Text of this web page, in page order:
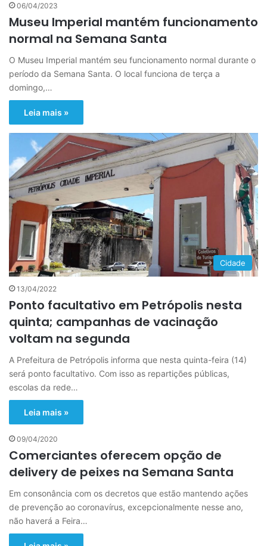
06/04/2023
Museu Imperial mantém funcionamento
normal na Semana Santa
O Museu Imperial mantém seu funcionamento normal durante o
período da Semana Santa. O local funciona de terça a
domingo,…
Leia mais »
Cidade
13/04/2022
Ponto facultativo em Petrópolis nesta
quinta; campanhas de vacinação
voltam na segunda
A Prefeitura de Petrópolis informa que nesta quinta-feira (14)
será ponto facultativo. Com isso as repartições públicas,
escolas da rede…
Leia mais »
09/04/2020
Comerciantes oferecem opção de
delivery de peixes na Semana Santa
Em consonância com os decretos que estão mantendo ações
de prevenção ao coronavírus, excepcionalmente nesse ano,
não haverá a Feira…